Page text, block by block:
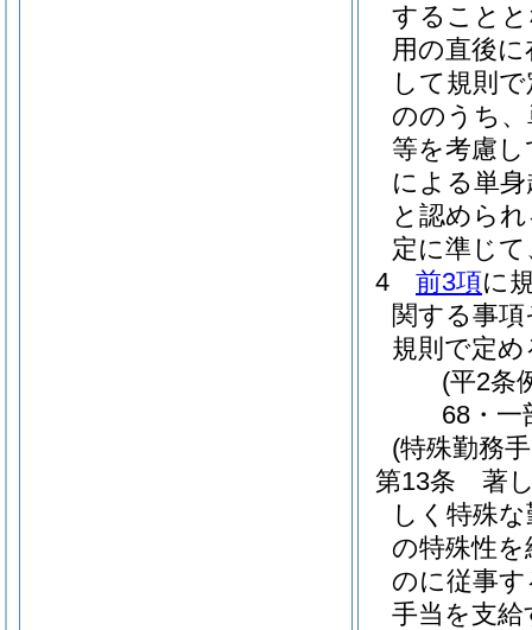
すること
用の直後
して規則
ののうち
等を考慮
による単
と認めら
定に準じ
4
前3項に
関する事
規則で定め
(平2条
68・一
(特殊勤務
第13条
著
しく特殊
の特殊性
のに従事
手当を支